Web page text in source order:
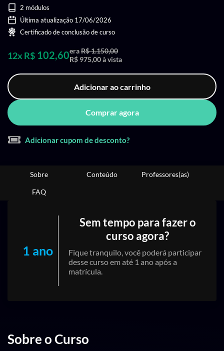
2 módulos
Última atualização 17/06/2026
Certificado de conclusão de curso
12x R$ 102,60eraR$ 1.150,00
R$ 975,00 à vista
Adicionar ao carrinho
Comprar agora
Adicionar cupom de desconto?
Sobre Conteúdo Professores(as)
FAQ
1 ano
Sem tempo para fazer o
curso agora?
Fique tranquilo, você poderá participar
desse curso em até 1 ano após a
matrícula.
Sobre o Curso